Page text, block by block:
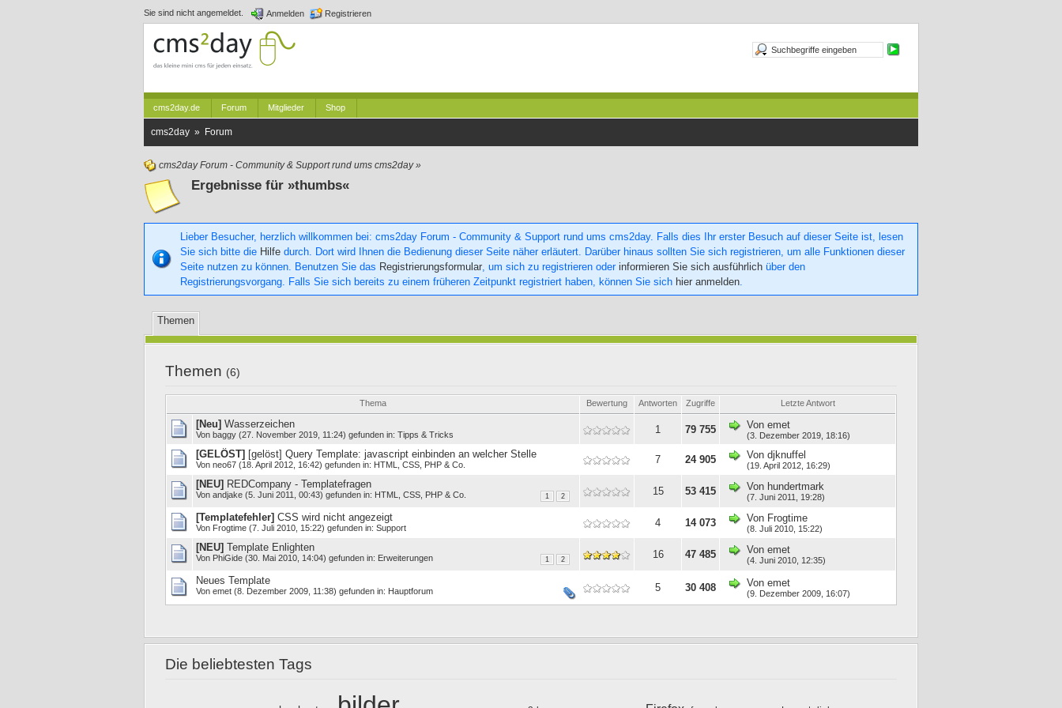
Sie sind nicht angemeldet. Anmelden Registrieren
cms2day.de Forum Mitglieder Shop
cms2day » Forum
cms2day Forum - Community & Support rund ums cms2day»
Ergebnisse für »thumbs«
Lieber Besucher, herzlich willkommen bei: cms2day Forum - Community & Support rund ums cms2day. Falls dies Ihr erster Besuch auf dieser Seite ist, lesen
Sie sich bitte die Hilfe durch. Dort wird Ihnen die Bedienung dieser Seite näher erläutert. Darüber hinaus sollten Sie sich registrieren, um alle Funktionen dieser
Seite nutzen zu können. Benutzen Sie das Registrierungsformular, um sich zu registrieren oder informieren Sie sich ausführlich über den
Registrierungsvorgang. Falls Sie sich bereits zu einem früheren Zeitpunkt registriert haben, können Sie sich hier anmelden.
Themen
Themen (6)
Thema Bewertung Antworten Zugriffe Letzte Antwort
[Neu] Wasserzeichen
Von baggy (27. November 2019, 11:24) gefunden in: Tipps & Tricks 1 79 755 Von emet
(3. Dezember 2019, 18:16)
[GELÖST] [gelöst] Query Template: javascript einbinden an welcher Stelle
Von neo67 (18. April 2012, 16:42) gefunden in: HTML, CSS, PHP & Co. 7 24 905 Von djknuffel
(19. April 2012, 16:29)
[NEU] REDCompany - Templatefragen
1 2
Von andjake (5. Juni 2011, 00:43) gefunden in: HTML, CSS, PHP & Co. 15 53 415 Von hundertmark
(7. Juni 2011, 19:28)
[Templatefehler] CSS wird nicht angezeigt
Von Frogtime (7. Juli 2010, 15:22) gefunden in: Support 4 14 073 Von Frogtime
(8. Juli 2010, 15:22)
[NEU] Template Enlighten
1 2
Von PhiGide (30. Mai 2010, 14:04) gefunden in: Erweiterungen 16 47 485 Von emet
(4. Juni 2010, 12:35)
Neues Template
Von emet (8. Dezember 2009, 11:38) gefunden in: Hauptforum 5 30 408 Von emet
(9. Dezember 2009, 16:07)
Die beliebtesten Tags